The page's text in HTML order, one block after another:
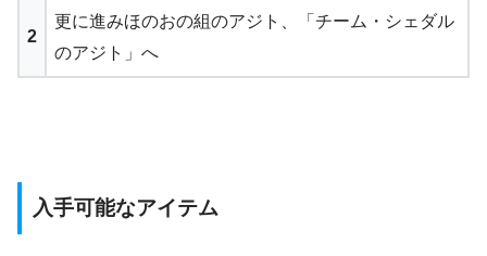
2
更に進みほのおの組のアジト、「チーム・シェダル
のアジト」へ
入手可能なアイテム